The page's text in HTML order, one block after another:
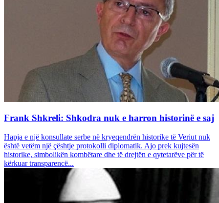
Frank Shkreli: Shkodra nuk e harron historinë e saj
Hapja e një konsullate serbe në kryeqendrën historike të Veriut nuk
është vetëm një çështje protokolli diplomatik. Ajo prek kujtesën
historike, simbolikën kombëtare dhe të drejtën e qytetarëve për të
kërkuar transparencë...